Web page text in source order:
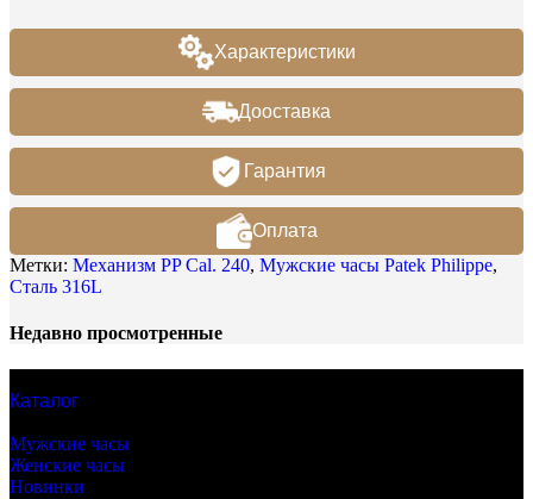
Характеристики
Дооставка
Гарантия
Оплата
Метки: Механизм PP Cal. 240, Мужские часы Patek Philippe,
Сталь 316L
Недавно просмотренные
Каталог
Мужские часы
Женские часы
Новинки